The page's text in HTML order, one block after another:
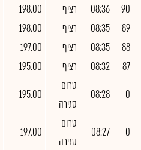
90
08:36 רציף 198.00
89
08:35 רציף 198.00
88
08:35 רציף 197.00
87
08:32 רציף 195.00
0
08:28
טרום
סגירה
195.00
0
08:27
טרום
סגירה
197.00